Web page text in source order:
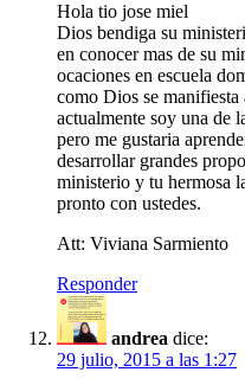
Hola tio jose miel
Dios bendiga su
en conocer mas de su
ocaciones en escuela
como Dios se manifiesta
actualmente soy una de
pero me gustaria
desarrollar grandes
ministerio y tu hermosa
pronto con ustedes.
Att: Viviana Sarmiento
Responder
andrea dice:
29 julio, 2015 a las 1:27